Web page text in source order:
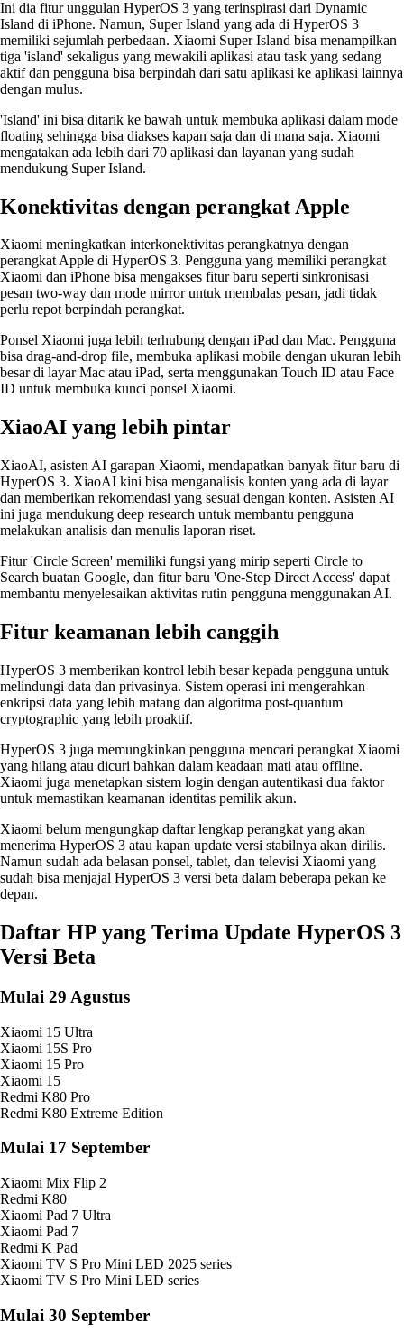
Ini dia fitur unggulan HyperOS 3 yang terinspirasi dari Dynamic
Island di iPhone. Namun, Super Island yang ada di HyperOS 3
memiliki sejumlah perbedaan. Xiaomi Super Island bisa menampilkan
tiga 'island' sekaligus yang mewakili aplikasi atau task yang sedang
aktif dan pengguna bisa berpindah dari satu aplikasi ke aplikasi lainnya
dengan mulus.
'Island' ini bisa ditarik ke bawah untuk membuka aplikasi dalam mode
floating sehingga bisa diakses kapan saja dan di mana saja. Xiaomi
mengatakan ada lebih dari 70 aplikasi dan layanan yang sudah
mendukung Super Island.
Konektivitas dengan perangkat Apple
Xiaomi meningkatkan interkonektivitas perangkatnya dengan
perangkat Apple di HyperOS 3. Pengguna yang memiliki perangkat
Xiaomi dan iPhone bisa mengakses fitur baru seperti sinkronisasi
pesan two-way dan mode mirror untuk membalas pesan, jadi tidak
perlu repot berpindah perangkat.
Ponsel Xiaomi juga lebih terhubung dengan iPad dan Mac. Pengguna
bisa drag-and-drop file, membuka aplikasi mobile dengan ukuran lebih
besar di layar Mac atau iPad, serta menggunakan Touch ID atau Face
ID untuk membuka kunci ponsel Xiaomi.
XiaoAI yang lebih pintar
XiaoAI, asisten AI garapan Xiaomi, mendapatkan banyak fitur baru di
HyperOS 3. XiaoAI kini bisa menganalisis konten yang ada di layar
dan memberikan rekomendasi yang sesuai dengan konten. Asisten AI
ini juga mendukung deep research untuk membantu pengguna
melakukan analisis dan menulis laporan riset.
Fitur 'Circle Screen' memiliki fungsi yang mirip seperti Circle to
Search buatan Google, dan fitur baru 'One-Step Direct Access' dapat
membantu menyelesaikan aktivitas rutin pengguna menggunakan AI.
Fitur keamanan lebih canggih
HyperOS 3 memberikan kontrol lebih besar kepada pengguna untuk
melindungi data dan privasinya. Sistem operasi ini mengerahkan
enkripsi data yang lebih matang dan algoritma post-quantum
cryptographic yang lebih proaktif.
HyperOS 3 juga memungkinkan pengguna mencari perangkat Xiaomi
yang hilang atau dicuri bahkan dalam keadaan mati atau offline.
Xiaomi juga menetapkan sistem login dengan autentikasi dua faktor
untuk memastikan keamanan identitas pemilik akun.
Xiaomi belum mengungkap daftar lengkap perangkat yang akan
menerima HyperOS 3 atau kapan update versi stabilnya akan dirilis.
Namun sudah ada belasan ponsel, tablet, dan televisi Xiaomi yang
sudah bisa menjajal HyperOS 3 versi beta dalam beberapa pekan ke
depan.
Daftar HP yang Terima Update HyperOS 3
Versi Beta
Mulai 29 Agustus
Xiaomi 15 Ultra
Xiaomi 15S Pro
Xiaomi 15 Pro
Xiaomi 15
Redmi K80 Pro
Redmi K80 Extreme Edition
Mulai 17 September
Xiaomi Mix Flip 2
Redmi K80
Xiaomi Pad 7 Ultra
Xiaomi Pad 7
Redmi K Pad
Xiaomi TV S Pro Mini LED 2025 series
Xiaomi TV S Pro Mini LED series
Mulai 30 September